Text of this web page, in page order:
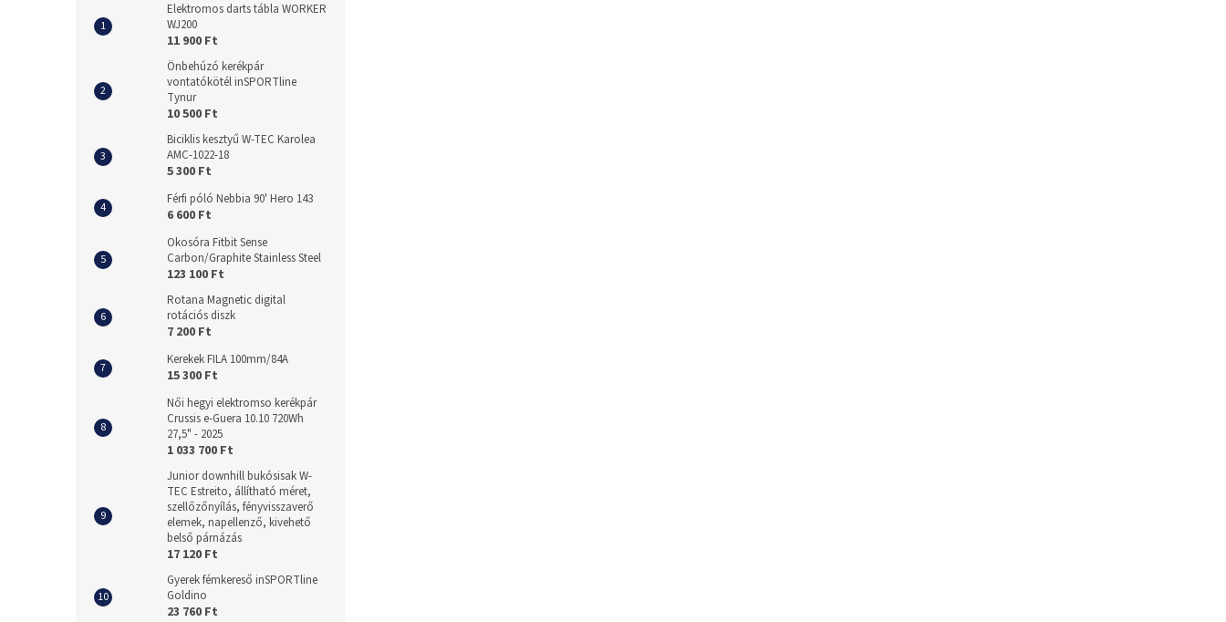
Elektromos darts tábla WORKER
WJ200
11 900 Ft
Önbehúzó kerékpár
vontatókötél inSPORTline
Tynur
10 500 Ft
Biciklis kesztyű W-TEC Karolea
AMC-1022-18
5 300 Ft
Férfi póló Nebbia 90' Hero 143
6 600 Ft
Okosóra Fitbit Sense
Carbon/Graphite Stainless Steel
123 100 Ft
Rotana Magnetic digital
rotációs diszk
7 200 Ft
Kerekek FILA 100mm/84A
15 300 Ft
Női hegyi elektromso kerékpár
Crussis e-Guera 10.10 720Wh
27,5" - 2025
1 033 700 Ft
Junior downhill bukósisak W-
TEC Estreito, állítható méret,
szellőzőnyílás, fényvisszaverő
elemek, napellenző, kivehető
belső párnázás
17 120 Ft
Gyerek fémkereső inSPORTline
Goldino
23 760 Ft